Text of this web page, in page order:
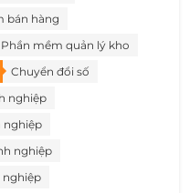
bán hàng
Phần mềm quản lý kho
Chuyển đổi số
nghiệp
nghiệp
nghiệp
nghiệp